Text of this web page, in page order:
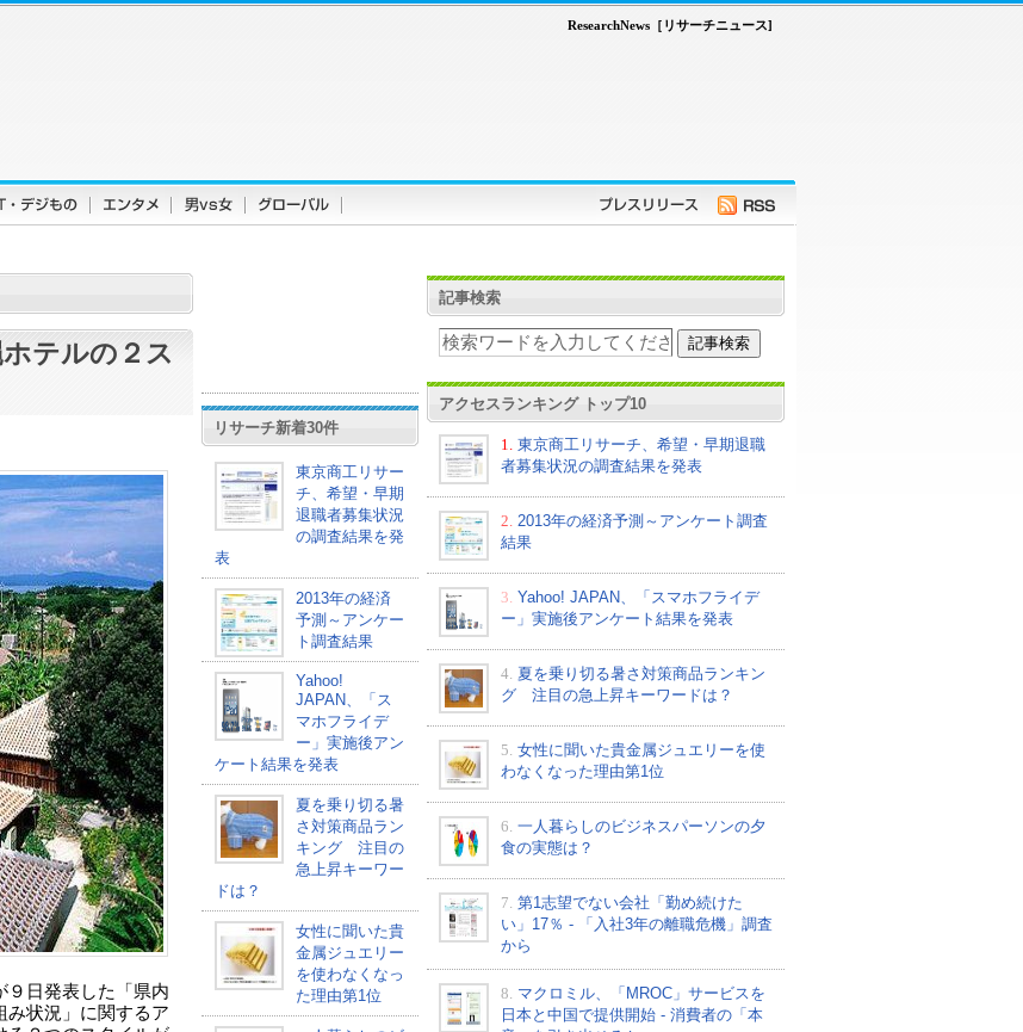
ResearchNews［リサーチニュース]
テルの２ス
９日発表した「県内
み状況」に関するア
リサーチ新着30件
東京商工リサー
チ、希望・早期
退職者募集状況
の調査結果を発
表
2013年の経済
予測～アンケー
ト調査結果
Yahoo!
JAPAN、「ス
マホフライデ
ー」実施後アン
ケート結果を発表
夏を乗り切る暑
さ対策商品ラン
キング 注目の
急上昇キーワー
ドは？
女性に聞いた貴
金属ジュエリー
を使わなくなっ
た理由第1位
記事検索
アクセスランキング トップ10
1.
東京商工リサーチ、希望・早期退職
者募集状況の調査結果を発表
2. 2013年の経済予測～アンケート調査
結果
3. Yahoo! JAPAN、「スマホフライデ
ー」実施後アンケート結果を発表
4. 夏を乗り切る暑さ対策商品ランキン
グ 注目の急上昇キーワードは？
5. 女性に聞いた貴金属ジュエリーを使
わなくなった理由第1位
6. 一人暮らしのビジネスパーソンの夕
食の実態は？
7. 第1志望でない会社「勤め続けた
い」17％ - 「入社3年の離職危機」調査
から
8. マクロミル、「MROC」サービスを
日本と中国で提供開始 - 消費者の「本